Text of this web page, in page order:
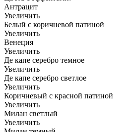
Антрацит
Увеличить
Белый с коричневой патиной
Увеличить
Венеция
Увеличить
Де капе серебро темное
Увеличить
Де капе серебро светлое
Увеличить
Коричневый с красной патиной
Увеличить
Милан светлый
Увеличить